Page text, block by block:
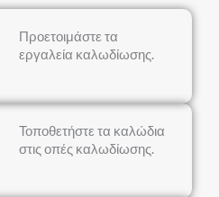
Προετοιμάστε τα
εργαλεία καλωδίωσης.
Τοποθετήστε τα καλώδια
στις οπές καλωδίωσης.